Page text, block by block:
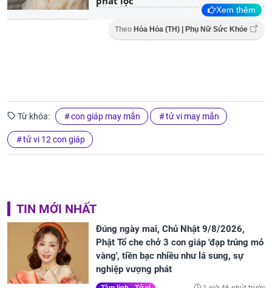
Xem thêm
Theo Hỏa Hỏa (TH) | Phụ Nữ Sức Khỏe
Từ khóa: con giáp may mắn tử vi may mắn
tử vi 12 con giáp
TIN MỚI NHẤT
Đúng ngày mai, Chủ Nhật 9/8/2026,
Phật Tổ che chở 3 con giáp 'đạp trúng mỏ
vàng', tiền bạc nhiều như lá sung, sự
nghiệp vượng phát